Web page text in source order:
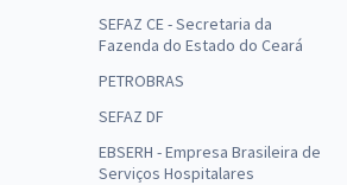
SEFAZ CE - Secretaria da
Fazenda do Estado do Ceará
PETROBRAS
SEFAZ DF
EBSERH - Empresa Brasileira de
Serviços Hospitalares